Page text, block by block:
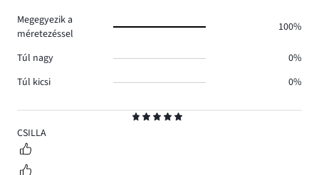
5
CSILLA
Megegyezik a
méretezéssel
100%
Túl nagy
0%
Túl kicsi
0%